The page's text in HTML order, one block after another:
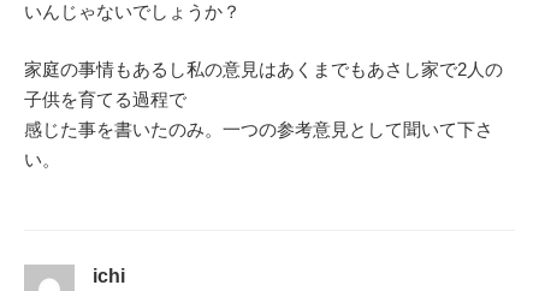
いんじゃないでしょうか？
家庭の事情もあるし私の意見はあくまでもあさし家で2人の
子供を育てる過程で
感じた事を書いたのみ。一つの参考意見として聞いて下さ
い。
ichi